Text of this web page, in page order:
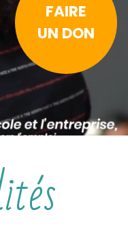
FAIRE
UN DON